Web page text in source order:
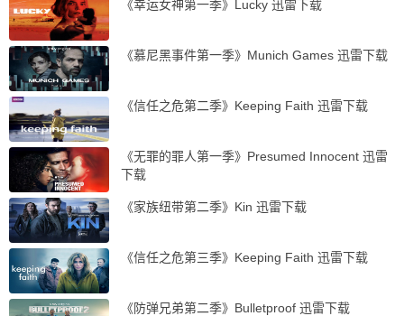
《幸运女神第一季》Lucky 迅雷下载
《慕尼黑事件第一季》Munich Games 迅雷下载
《信任之危第二季》Keeping Faith 迅雷下载
《无罪的罪人第一季》Presumed Innocent 迅雷
下载
《家族纽带第二季》Kin 迅雷下载
《信任之危第三季》Keeping Faith 迅雷下载
《防弹兄弟第二季》Bulletproof 迅雷下载